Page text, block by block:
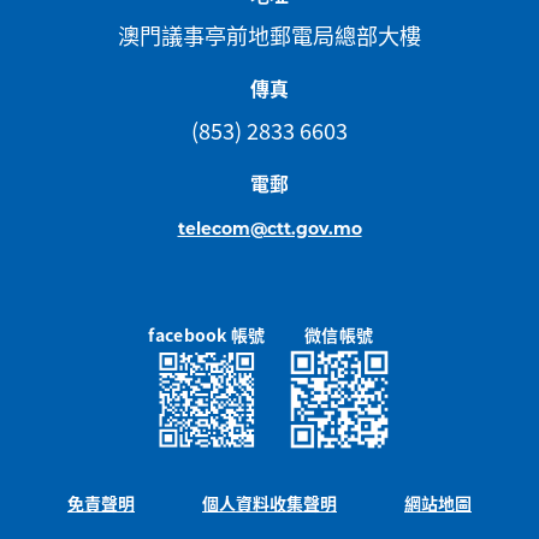
澳門議事亭前地郵電局總部大樓
傳真
(853) 2833 6603
電郵
telecom@ctt.gov.mo
facebook 帳號 微信帳號
免責聲明 個人資料收集聲明 網站地圖